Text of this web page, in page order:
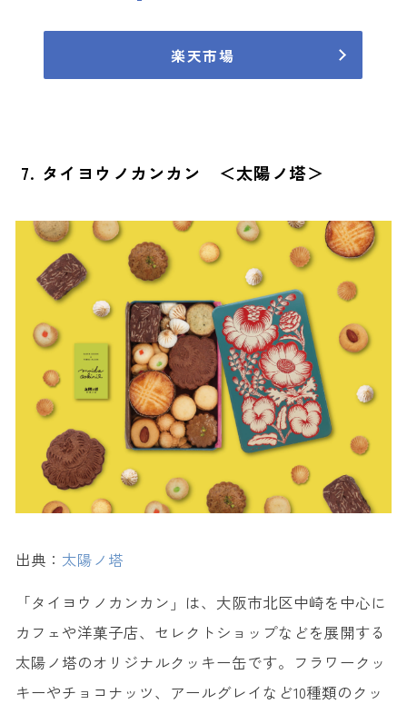
楽天市場
7. タイヨウノカンカン ＜太陽ノ塔＞
出典： 太陽ノ塔
「タイヨウノカンカン」は、大阪市北区中崎を中心に
カフェや洋菓子店、セレクトショップなどを展開する
太陽ノ塔のオリジナルクッキー缶です。フラワークッ
キーやチョコナッツ、アールグレイなど10種類のクッ